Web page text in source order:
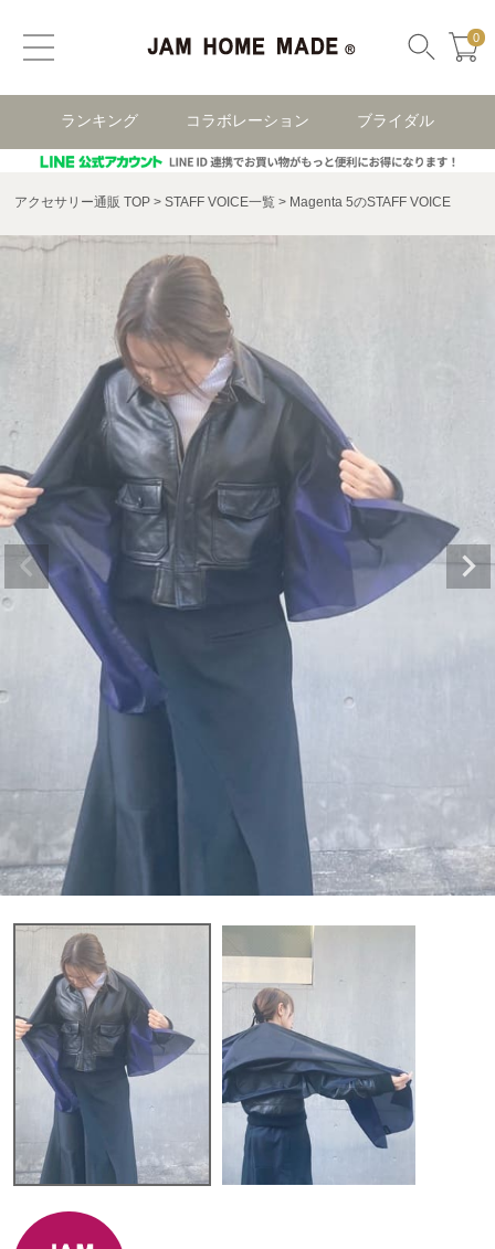
0
ランキング コラボレーション ブライダル
アクセサリー通販 TOP STAFF VOICE一覧 Magenta 5のSTAFF VOICE